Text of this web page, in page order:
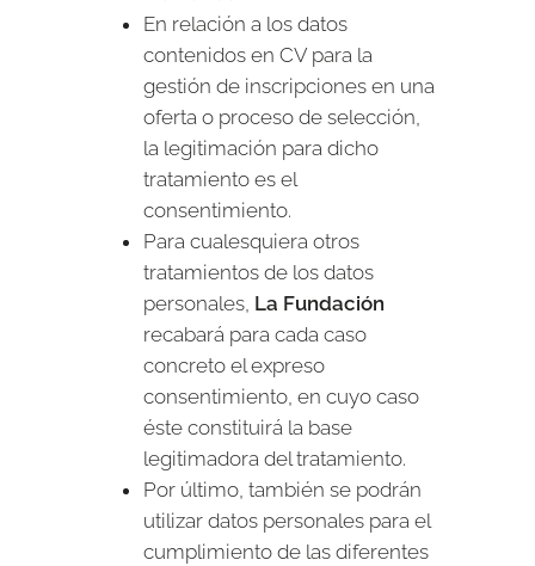
En relación a los datos
contenidos en CV para la
gestión de inscripciones en una
oferta o proceso de selección,
la legitimación para dicho
tratamiento es el
consentimiento.
Para cualesquiera otros
tratamientos de los datos
personales, La Fundación
recabará para cada caso
concreto el expreso
consentimiento, en cuyo caso
éste constituirá la base
legitimadora del tratamiento.
Por último, también se podrán
utilizar datos personales para el
cumplimiento de las diferentes